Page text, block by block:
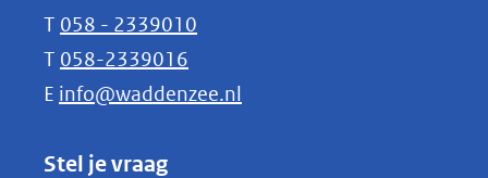
andere
website)
T 058 - 2339010
T 058-2339016
E info@waddenzee.nl
Stel je vraag